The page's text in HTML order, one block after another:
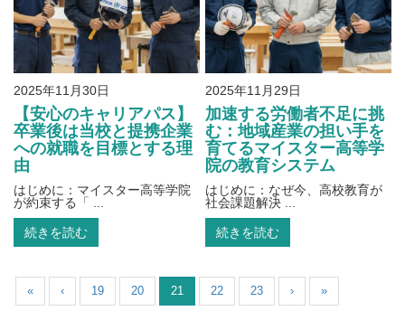
2025年11月30日
【安心のキャリアパス】
卒業後は当校と提携企業
への就職を目標とする理
由
はじめに：マイスター高等学院
が約束する「 ...
続きを読む
2025年11月29日
加速する労働者不足に挑
む：地域産業の担い手を
育てるマイスター高等学
院の教育システム
はじめに：なぜ今、高校教育が
社会課題解決 ...
続きを読む
« ‹ 19 20 21 22 23 › »